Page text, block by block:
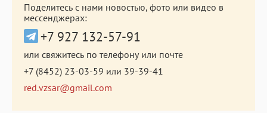
Поделитесь с нами новостью, фото или видео в
мессенджерах:
+7 927 132-57-91
или свяжитесь по телефону или почте
+7 (8452) 23-03-59 или 39-39-41
red.vzsar@gmail.com